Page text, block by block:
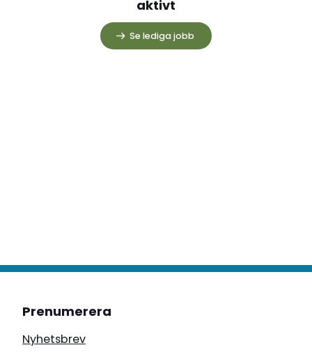
aktivt
Se lediga jobb
Prenumerera
Nyhetsbrev